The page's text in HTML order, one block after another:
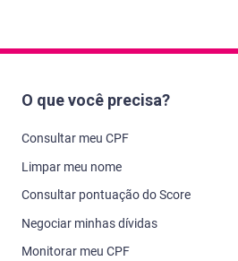
O que você precisa?
Consultar meu CPF
Limpar meu nome
Consultar pontuação do Score
Negociar minhas dívidas
Monitorar meu CPF